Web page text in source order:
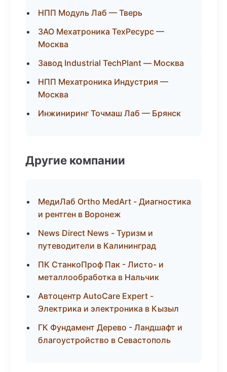
НПП Модуль Лаб — Тверь
ЗАО Мехатроника ТехРесурс —
Москва
Завод Industrial TechPlant — Москва
НПП Мехатроника Индустрия —
Москва
Инжиниринг Точмаш Лаб — Брянск
Другие компании
МедиЛаб Ortho MedArt - Диагностика
и рентген в Воронеж
News Direct News - Туризм и
путеводители в Калининград
ПК СтанкоПроф Пак - Листо- и
металлообработка в Нальчик
Автоцентр AutoCare Expert -
Электрика и электроника в Кызыл
ГК Фундамент Дерево - Ландшафт и
благоустройство в Севастополь